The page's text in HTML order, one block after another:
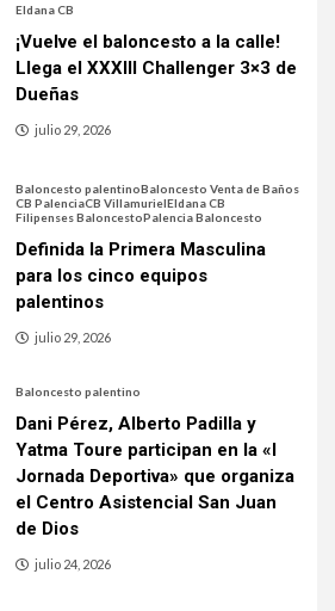
Eldana CB
¡Vuelve el baloncesto a la calle!
Llega el XXXIII Challenger 3×3 de
Dueñas
julio 29, 2026
Baloncesto palentinoBaloncesto Venta de Baños
CB PalenciaCB VillamurielEldana CB
Filipenses BaloncestoPalencia Baloncesto
Definida la Primera Masculina
para los cinco equipos
palentinos
julio 29, 2026
Baloncesto palentino
Dani Pérez, Alberto Padilla y
Yatma Toure participan en la «I
Jornada Deportiva» que organiza
el Centro Asistencial San Juan
de Dios
julio 24, 2026